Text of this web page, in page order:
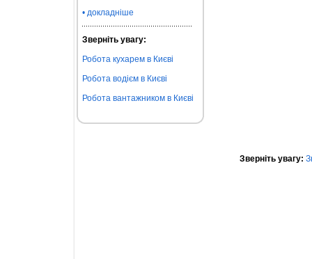
• докладніше
Зверніть увагу:
Робота кухарем в Києві
Робота водієм в Києві
Робота вантажником в Києві
Зверніть увагу: